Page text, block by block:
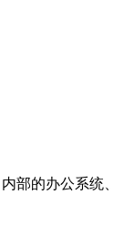
部的办公系统